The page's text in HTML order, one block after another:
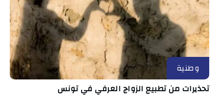
وطنية
تحذيرات من تطبيع الزواج العرفي في تونس